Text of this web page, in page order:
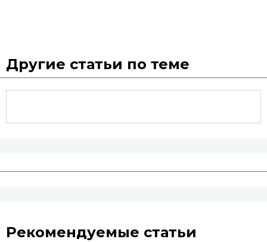
Другие статьи по теме
Рекомендуемые статьи